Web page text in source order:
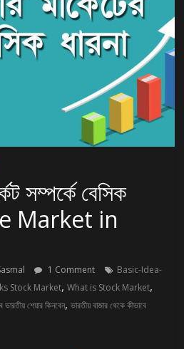
সম্পর্কে বেসিক
Market in
1 Comment
Basic-Idea-
Stock Market,What is Stock Market,
ভারতীয় শেয়ার কিনবেন,ভারতীয় বাজার থেকে কীভাবে